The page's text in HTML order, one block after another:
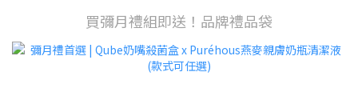
買彌月禮組即送！品牌禮品袋